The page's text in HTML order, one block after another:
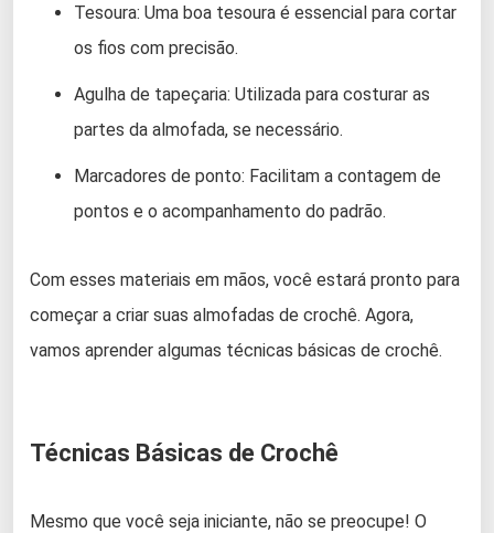
Tesoura: Uma boa tesoura é essencial para cortar
os fios com precisão.
Agulha de tapeçaria: Utilizada para costurar as
partes da almofada, se necessário.
Marcadores de ponto: Facilitam a contagem de
pontos e o acompanhamento do padrão.
Com esses materiais em mãos, você estará pronto para
começar a criar suas almofadas de crochê. Agora,
vamos aprender algumas técnicas básicas de crochê.
Técnicas Básicas de Crochê
Mesmo que você seja iniciante, não se preocupe! O